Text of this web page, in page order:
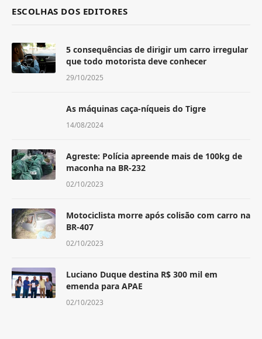
ESCOLHAS DOS EDITORES
5 consequências de dirigir um carro irregular
que todo motorista deve conhecer
29/10/2025
As máquinas caça-níqueis do Tigre
14/08/2024
Agreste: Polícia apreende mais de 100kg de
maconha na BR-232
02/10/2023
Motociclista morre após colisão com carro na
BR-407
02/10/2023
Luciano Duque destina R$ 300 mil em
emenda para APAE
02/10/2023